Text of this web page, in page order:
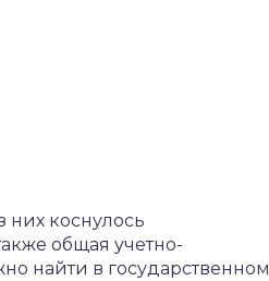
них коснулось
общая учетно-
найти в государственном